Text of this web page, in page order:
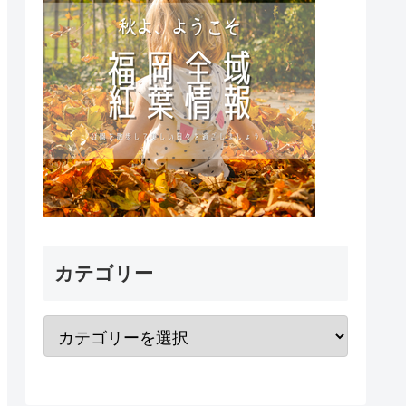
カテゴリー